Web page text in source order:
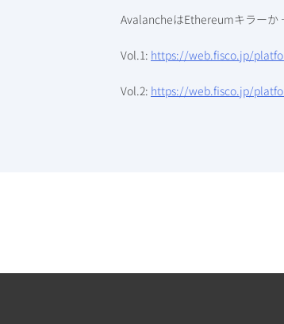
AvalancheはEthereumキラーか
Vol.1: https://web.fisco.jp/
Vol.2: https://web.fisco.jp/